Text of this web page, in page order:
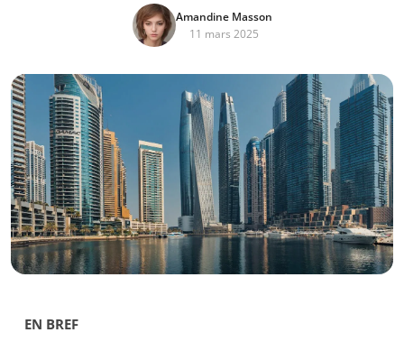
Amandine Masson
11 mars 2025
EN BREF